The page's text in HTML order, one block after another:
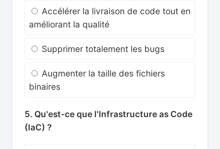
Accélérer la livraison de code tout en
améliorant la qualité
Supprimer totalement les bugs
Augmenter la taille des fichiers
binaires
5. Qu'est-ce que l'Infrastructure as Code
(IaC) ?